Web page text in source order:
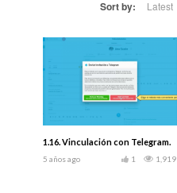
Sort by: Latest
1.16. Vinculación con Telegram.
5 años ago 1,919
1